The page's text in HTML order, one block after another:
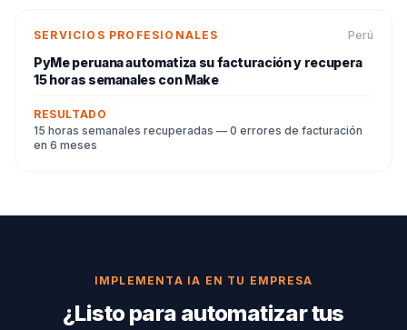
SERVICIOS PROFESIONALES Perú
PyMe peruana automatiza su facturación y recupera
15 horas semanales con Make
RESULTADO
15 horas semanales recuperadas — 0 errores de facturación
en 6 meses
IMPLEMENTA IA EN TU EMPRESA
¿Listo para automatizar tus